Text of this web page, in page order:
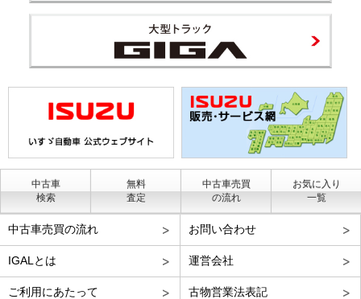
中古車
検索
無料
査定
中古車売買
の流れ
お気に入り
一覧
中古車売買の流れ お問い合わせ
IGALとは 運営会社
ご利用にあたって 古物営業法表記